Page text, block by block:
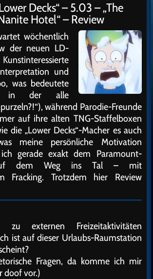
Decks“ – 5.03 – „The
Hotel“ – Review
wöchentlich
der neuen LD-
und
was bedeutete
in der alle
während Parodie-Freunde
auf ihre alten TNG-Staffelboxen
die „Lower Decks“-Macher es auch
meine persönliche Motivation
gerade exakt dem Paramount-
dem Weg ins Tal – mit
Fracking. Trotzdem hier Review
zu externen Freizeitaktivitäten
ist auf dieser Urlaubs-Raumstation
Fragen, da komme ich mir
doof vor.)